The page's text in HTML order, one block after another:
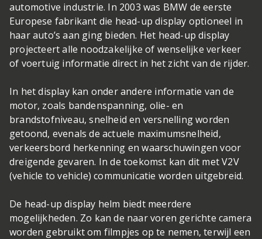
automotive industrie. In 2003 was BMW de eerste
Europese fabrikant die head-up display optioneel in
haar auto’s aan ging bieden. Het head-up display
projecteert alle noodzakelijke of wenselijke verkeer
of voertuig informatie direct in het zicht van de rijder.
In het display kan onder andere informatie van de
motor, zoals bandenspanning, olie- en
brandstofniveau, snelheid en versnelling worden
getoond, evenals de actuele maximumsnelheid,
verkeersbord herkenning en waarschuwingen voor
dreigende gevaren. In de toekomst kan dit met V2V
(vehicle to vehicle) communicatie worden uitgebreid.
De head-up display helm biedt meerdere
mogelijkheden. Zo kan de naar voren gerichte camera
worden gebruikt om filmpjes op te nemen, terwijl een